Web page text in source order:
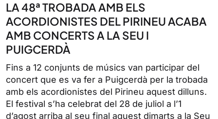
LA 48ª TROBADA AMB ELS
ACORDIONISTES DEL PIRINEU ACABA
AMB CONCERTS A LA SEU I
PUIGCERDÀ
Fins a 12 conjunts de músics van participar del
concert que es va fer a Puigcerdà per la trobada
amb els acordionistes del Pirineu aquest dilluns.
El festival s’ha celebrat del 28 de juliol a l’1
d’agost arriba al seu final aquest dimarts a la Seu